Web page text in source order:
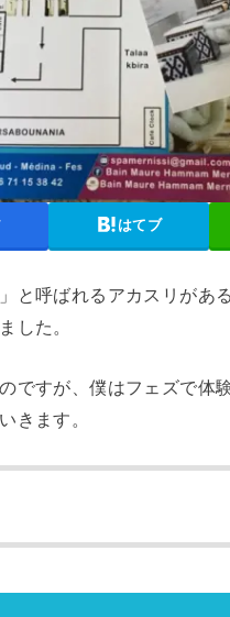
はてブ
と呼ばれるアカスリがあ
した。
ですが、僕はフェズで体
きます。